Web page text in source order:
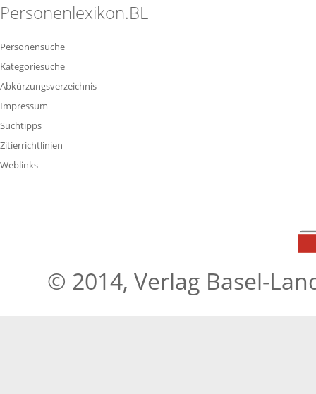
Personenlexikon.BL
Personensuche
Kategoriesuche
Abkürzungsverzeichnis
Impressum
Suchtipps
Zitierrichtlinien
Weblinks
© 2014, Verlag Basel-